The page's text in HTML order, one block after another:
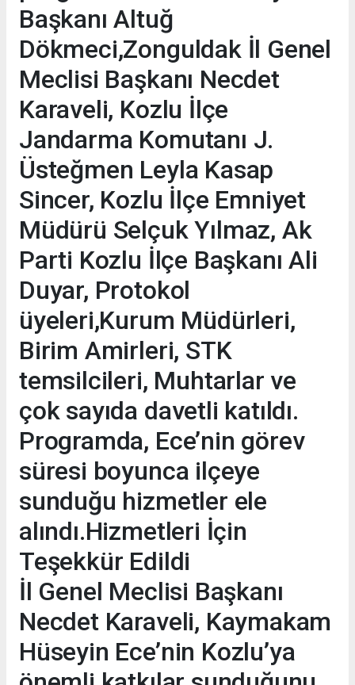
Başkanı Altuğ
Dökmeci,Zonguldak İl Genel
Meclisi Başkanı Necdet
Karaveli, Kozlu İlçe
Jandarma Komutanı J.
Üsteğmen Leyla Kasap
Sincer, Kozlu İlçe Emniyet
Müdürü Selçuk Yılmaz, Ak
Parti Kozlu İlçe Başkanı Ali
Duyar, Protokol
üyeleri,Kurum Müdürleri,
Birim Amirleri, STK
temsilcileri, Muhtarlar ve
çok sayıda davetli katıldı.
Programda, Ece’nin görev
süresi boyunca ilçeye
sunduğu hizmetler ele
alındı.Hizmetleri İçin
Teşekkür Edildi
İl Genel Meclisi Başkanı
Necdet Karaveli, Kaymakam
Hüseyin Ece’nin Kozlu’ya